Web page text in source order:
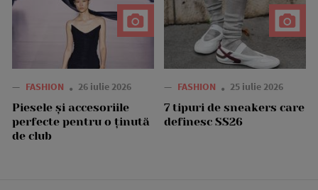
— FASHION 26 iulie 2026
Piesele și accesoriile
perfecte pentru o ținută
de club
— FASHION 25 iulie 2026
7 tipuri de sneakers care
definesc SS26